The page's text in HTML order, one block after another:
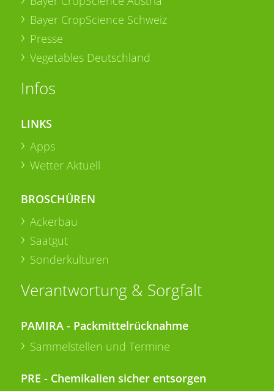
Bayer CropScience Schweiz
Presse
Vegetables Deutschland
Infos
LINKS
Apps
Wetter Aktuell
BROSCHÜREN
Ackerbau
Saatgut
Sonderkulturen
Verantwortung & Sorgfalt
PAMIRA - Packmittelrücknahme
Sammelstellen und Termine
PRE - Chemikalien sicher entsorgen